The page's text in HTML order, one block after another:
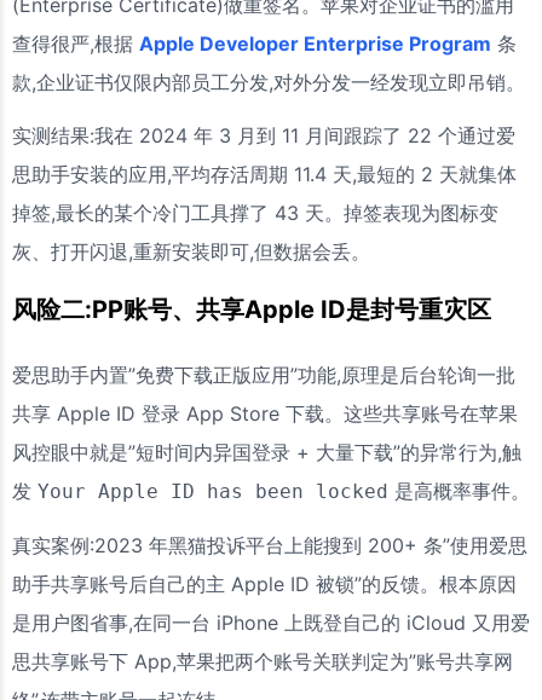
查得很严,根据 Apple Developer Enterprise Program 条
款,企业证书仅限内部员工分发,对外分发一经发现立即吊销。
实测结果:我在 2024 年 3 月到 11 月间跟踪了 22 个通过爱
思助手安装的应用,平均存活周期 11.4 天,最短的 2 天就集体
掉签,最长的某个冷门工具撑了 43 天。掉签表现为图标变
灰、打开闪退,重新安装即可,但数据会丢。
风险二:PP账号、共享Apple ID是封号重灾区
爱思助手内置”免费下载正版应用”功能,原理是后台轮询一批
共享 Apple ID 登录 App Store 下载。这些共享账号在苹果
风控眼中就是”短时间内异国登录 + 大量下载”的异常行为,触
发 Your Apple ID has been locked 是高概率事件。
真实案例:2023 年黑猫投诉平台上能搜到 200+ 条”使用爱思
助手共享账号后自己的主 Apple ID 被锁”的反馈。根本原因
是用户图省事,在同一台 iPhone 上既登自己的 iCloud 又用爱
思共享账号下 App,苹果把两个账号关联判定为”账号共享网